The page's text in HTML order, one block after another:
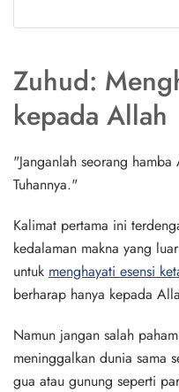
Zuhud:
kepada Allah
"Janganlah seorang
Tuhannya."
Kalimat pertama ini
kedalaman makna yang
untuk menghayati esensi
berharap hanya kepada
Namun jangan salah
meninggalkan dunia sama
gua atau gunung seperti